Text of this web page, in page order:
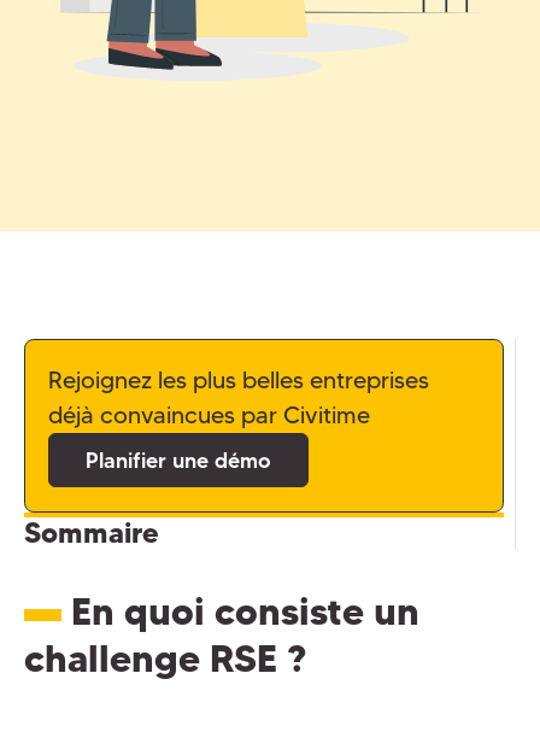
Rejoignez les plus belles entreprises
déjà convaincues par Civitime
Planifier une démo
Sommaire
En quoi consiste un
challenge RSE ?